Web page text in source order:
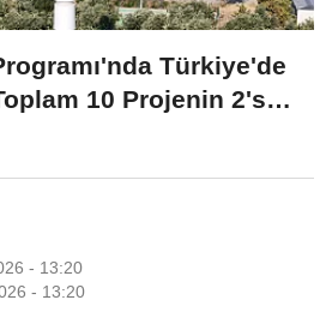
Türkiye'de
10 Projenin 2'si
- 13:20
- 13:20